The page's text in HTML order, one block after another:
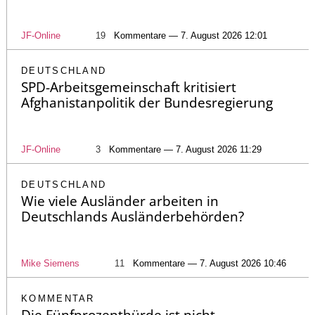
JF-Online 19 Kommentare — 7. August 2026 12:01
DEUTSCHLAND
SPD-Arbeitsgemeinschaft kritisiert
Afghanistanpolitik der Bundesregierung
JF-Online 3 Kommentare — 7. August 2026 11:29
DEUTSCHLAND
Wie viele Ausländer arbeiten in
Deutschlands Ausländerbehörden?
Mike Siemens 11 Kommentare — 7. August 2026 10:46
KOMMENTAR